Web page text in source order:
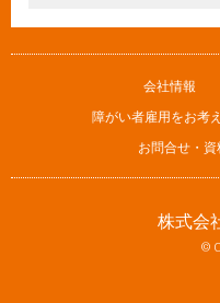
会社情報
障がい者雇用をお考
お問合せ・
株式会
©